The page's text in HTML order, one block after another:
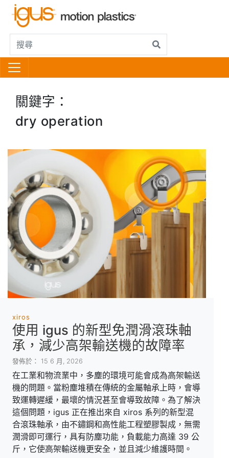
關鍵字：
dry operation
xiros
使用 igus 的新型免潤滑滾珠軸
承，減少高架輸送機的故障率
發佈於： 15 6 月, 2026
在工業和物流業中，多塵的環境可能會成為高架輸送
機的問題。當粉塵堆積在傳統的金屬軸承上時，會導
致運轉遲緩，最壞的情況甚至會導致故障。為了解決
這個問題，igus 正在推出來自 xiros 系列的新型混
合滾珠軸承，由不鏽鋼和高性能工程塑膠製成，無需
潤滑即可運行，具有防塵功能，負載能力高達 39 公
斤，它使高架輸送機更安全，並且減少維護時間。